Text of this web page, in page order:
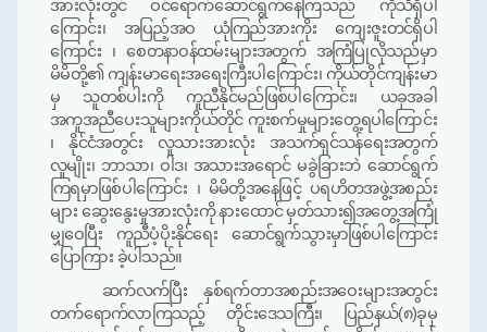
အားလုံးတွင် ဝင်ရောက်ဆောင်ရွက်နေကြသည် ကိုသိရှိပါ
ကြောင်း၊ အပြည့်အဝ ယုံကြည်အားကိုး ကျေးဇူးတင်ရှိပါ
ကြောင်း ၊ စေတနာဝန်ထမ်းများအတွက် အကြံပြုလိုသည်မှာ
မိမိတို့၏ ကျန်းမာရေးအရေးကြီးပါကြောင်း၊ ကိုယ်တိုင်ကျန်းမာ
မှ သူတစ်ပါးကို ကူညီနိုင်မည်ဖြစ်ပါကြောင်း၊ ယခုအခါ
အကူအညီပေးသူများကိုယ်တိုင် ကူးစက်မှုများတွေ့ရပါကြောင်း
၊ နိုင်ငံအတွင်းလူသားအားလုံး အသက်ရှင်သန်ရေးအတွက်
လူမျိုး၊ ဘာသာ၊ ဝါဒ၊ အသားအရောင် မခွဲခြားဘဲ ဆောင်ရွက်
ကြရမှာဖြစ်ပါကြောင်း ၊ မိမိတို့အနေဖြင့် ပရဟိတအဖွဲ့အစည်း
များ ဆွေးနွေးမှုအားလုံးကိုနားထောင် မှတ်သား၍အတွေ့အကြုံ
မျှဝေပြီး ကူညီပံ့ပိုးနိုင်ရေး ဆောင်ရွက်သွားမှာဖြစ်ပါကြောင်း
ပြောကြား ခဲ့ပါသည်။
ဆက်လက်ပြီး နှစ်ရက်တာအစည်းအဝေးများအတွင်း
တက်ရောက်လာကြသည့် တိုင်းဒေသကြီး၊ ပြည်နယ်(၈)ခုမှ